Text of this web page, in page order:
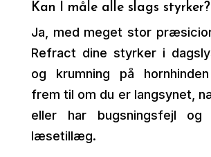
Kan I måle alle slags styrker?
Ja, med meget stor
Refract dine styrker i
og krumning på
frem til om du er langsynet,
eller har bugsningsfejl
læsetillæg.